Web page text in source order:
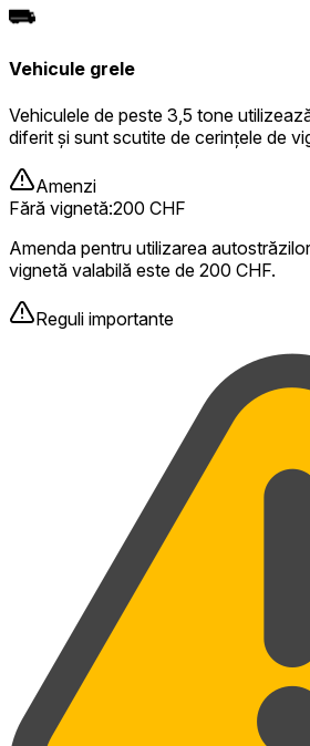
Vehicule grele
Vehiculele de peste 3,5 tone
diferit și sunt scutite de cerințele de
Amenzi
Fără vignetă:200 CHF
Amenda pentru utilizarea
vignetă valabilă este de 200 CHF.
Reguli importante